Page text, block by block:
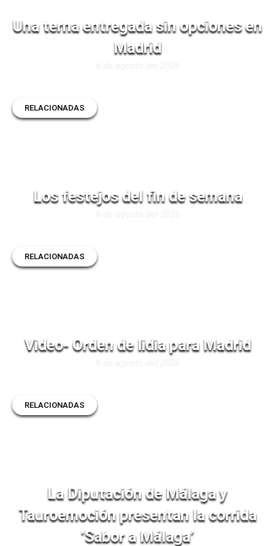
Una terna entregada sin opciones en
Madrid
RELACIONADAS
Los festejos del fin de semana
RELACIONADAS
Video- Orden de lidia para Madrid
RELACIONADAS
La Diputación de Málaga y
Tauroemoción presentan la corrida
‘Sabor a Málaga’